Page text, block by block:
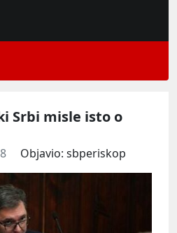
Srbi misle isto o
Objavio: sbperiskop